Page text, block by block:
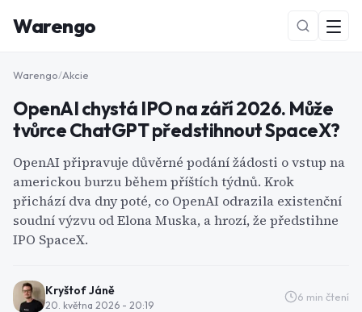
Warengo
NOVÉ
Warengo/Akcie
OpenAI chystá IPO na září 2026. Může
tvůrce ChatGPT předstihnout SpaceX?
OpenAI připravuje důvěrné podání žádosti o vstup na
americkou burzu během příštích týdnů. Krok
přichází dva dny poté, co OpenAI odrazila existenční
soudní výzvu od Elona Muska, a hrozí, že předstihne
IPO SpaceX.
Kryštof Jáně
20. května 2026 - 20:19
6 min čtení